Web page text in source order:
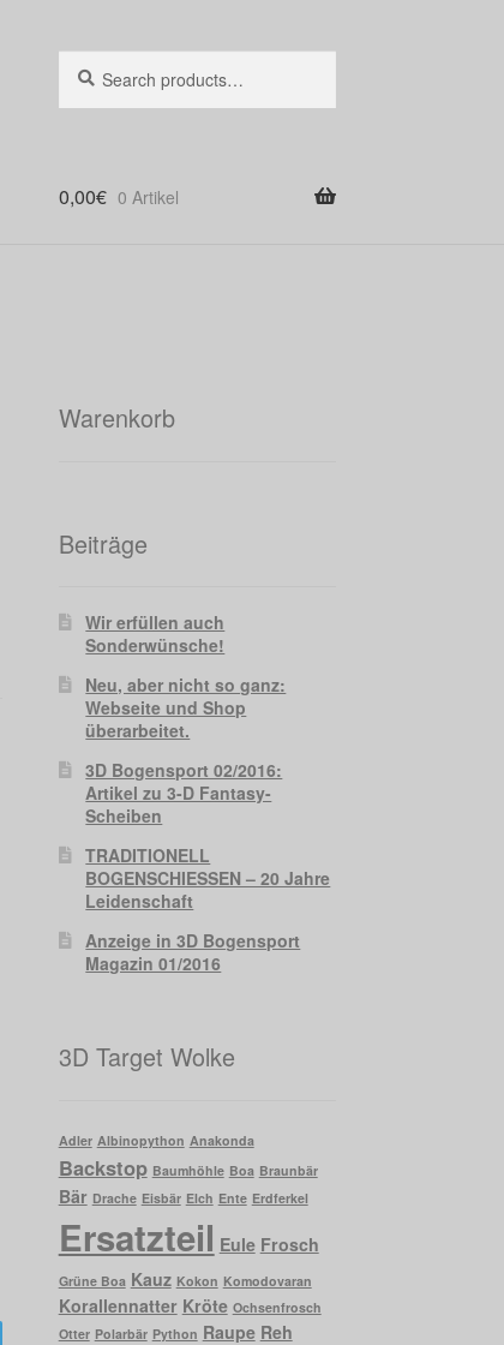
nach:
0,00€ 0 Artikel
Warenkorb
Beiträge
Wir erfüllen auch
Sonderwünsche!
Neu, aber nicht so ganz:
Webseite und Shop
überarbeitet.
3D Bogensport 02/2016:
Artikel zu 3-D Fantasy-
Scheiben
TRADITIONELL
BOGENSCHIESSEN – 20 Jahre
Leidenschaft
Anzeige in 3D Bogensport
Magazin 01/2016
3D Target Wolke
Adler Albinopython Anakonda
Backstop Baumhöhle Boa Braunbär
Bär Drache Eisbär Elch Ente Erdferkel
Ersatzteil Eule Frosch
Grüne Boa Kauz Kokon Komodovaran
Korallennatter Kröte Ochsenfrosch
Otter Polarbär Python Raupe Reh